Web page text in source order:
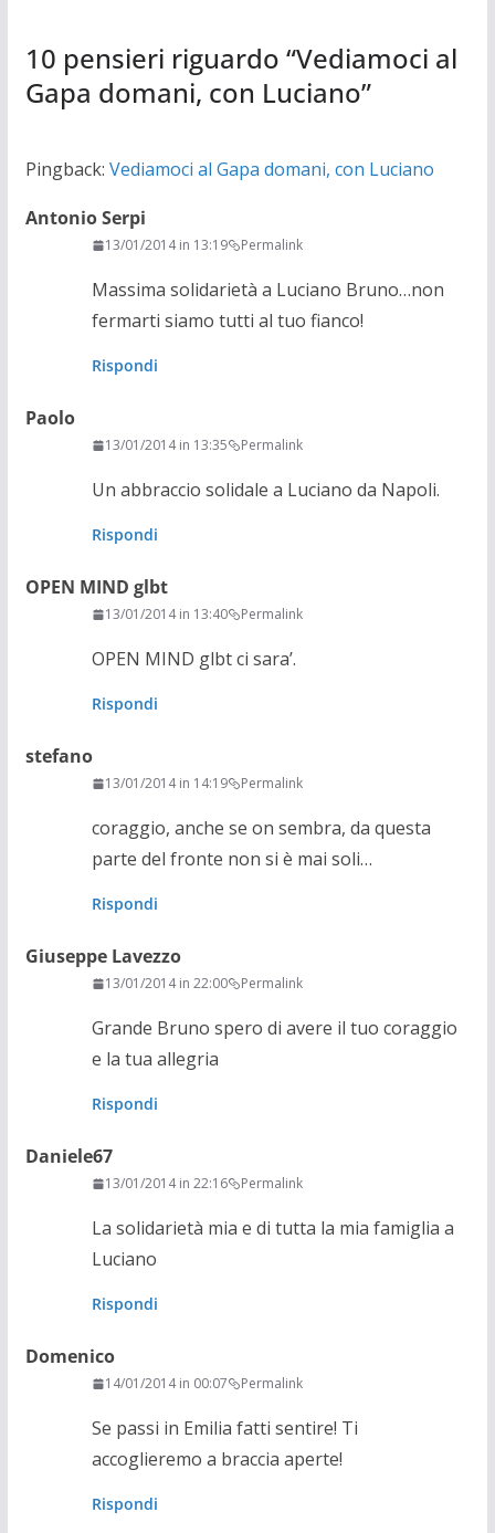
10 pensieri riguardo “Vediamoci al
Gapa domani, con Luciano”
Pingback: Vediamoci al Gapa domani, con Luciano
Antonio Serpi
13/01/2014 in 13:19 Permalink
Massima solidarietà a Luciano Bruno…non
fermarti siamo tutti al tuo fianco!
Rispondi
Paolo
13/01/2014 in 13:35 Permalink
Un abbraccio solidale a Luciano da Napoli.
Rispondi
OPEN MIND glbt
13/01/2014 in 13:40 Permalink
OPEN MIND glbt ci sara’.
Rispondi
stefano
13/01/2014 in 14:19 Permalink
coraggio, anche se on sembra, da questa
parte del fronte non si è mai soli…
Rispondi
Giuseppe Lavezzo
13/01/2014 in 22:00 Permalink
Grande Bruno spero di avere il tuo coraggio
e la tua allegria
Rispondi
Daniele67
13/01/2014 in 22:16 Permalink
La solidarietà mia e di tutta la mia famiglia a
Luciano
Rispondi
Domenico
14/01/2014 in 00:07 Permalink
Se passi in Emilia fatti sentire! Ti
accoglieremo a braccia aperte!
Rispondi